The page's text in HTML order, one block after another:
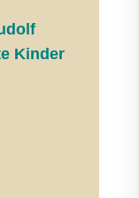
Kinder